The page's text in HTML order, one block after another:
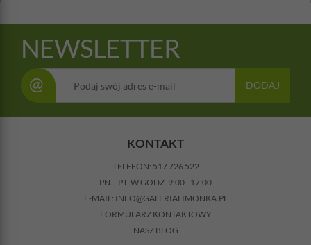
NEWSLETTER
@ DODAJ
KONTAKT
TELEFON: 517 726 522
PN. - PT. W GODZ. 9:00 - 17:00
E-MAIL: INFO@GALERIALIMONKA.PL
FORMULARZ KONTAKTOWY
NASZ BLOG